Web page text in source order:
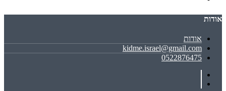
אודות
אודות
kidme.israel@gmail.com
0522876475